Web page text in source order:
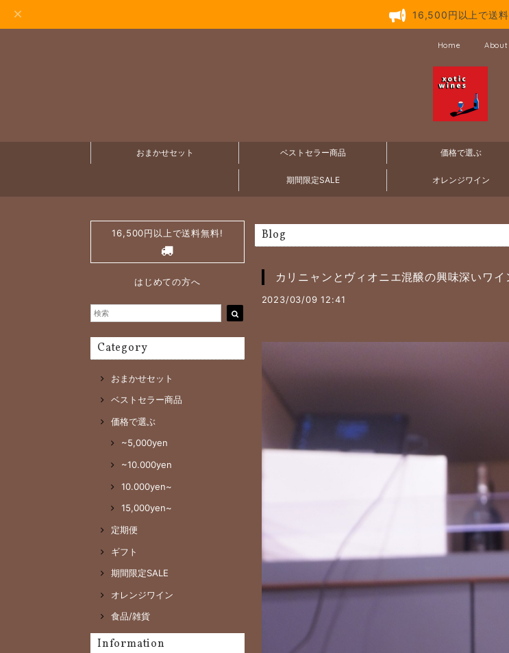
16,500円以上で送
Home About
おまかせセット ベストセラー商品 価格で選ぶ
期間限定SALE オレンジワイン
16,500円以上で送料無料!
はじめての方へ
Category
おまかせセット
ベストセラー商品
価格で選ぶ
~5,000yen
~10.000yen
10.000yen~
15,000yen~
定期便
ギフト
期間限定SALE
オレンジワイン
食品/雑貨
Information
Blog
カリニャンとヴィオニエ混醸の興味深いワイ
2023/03/09 12:41